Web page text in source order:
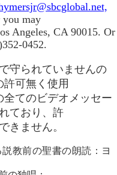
may
Angeles, CA 90015. Or
0452.
守られていませんの
可無く使用
てのビデオメッセー
ており、許
きません。
教前の聖書の朗読：ヨ